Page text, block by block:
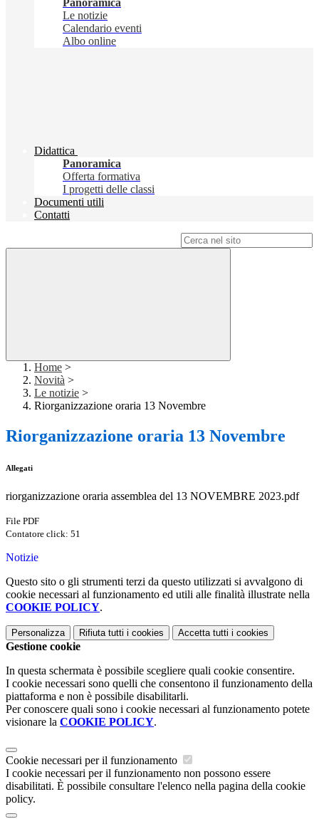
Panoramica
Le notizie
Calendario eventi
Albo online
Didattica
Panoramica
Offerta formativa
I progetti delle classi
Documenti utili
Contatti
Home >
Novità >
Le notizie >
Riorganizzazione oraria 13 Novembre
Riorganizzazione oraria 13 Novembre
Allegati
riorganizzazione oraria assemblea del 13 NOVEMBRE 2023.pdf
File PDF
Contatore click: 51
Notizie
Questo sito o gli strumenti terzi da questo utilizzati si avvalgono di
cookie necessari al funzionamento ed utili alle finalità illustrate nella
COOKIE POLICY.
Personalizza Rifiuta tutti i cookies Accetta tutti i cookies
Gestione cookie
In questa schermata è possibile scegliere quali cookie consentire.
I cookie necessari sono quelli che consentono il funzionamento della
piattaforma e non è possibile disabilitarli.
Per conoscere quali sono i cookie necessari al funzionamento potete
visionare la COOKIE POLICY.
Cookie necessari per il funzionamento
I cookie necessari per il funzionamento non possono essere
disabilitati. È possibile consultare l'elenco nella pagina della cookie
policy.